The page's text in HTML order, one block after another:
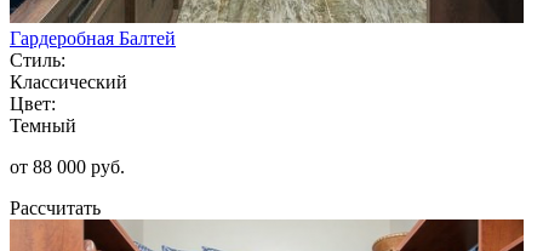
Гардеробная Балтей
Стиль:
Классический
Цвет:
Темный
от 88 000 руб.
Рассчитать